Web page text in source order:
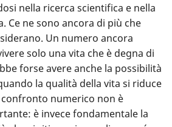
nella ricerca scientifica e nella
Ce ne sono ancora di più che
Un numero ancora
solo una vita che è degna di
forse avere anche la possibilità
la qualità della vita si riduce
numerico non è
è invece fondamentale la